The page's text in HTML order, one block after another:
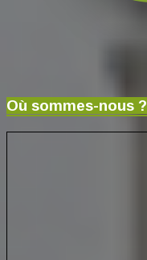
Où sommes-nous ?